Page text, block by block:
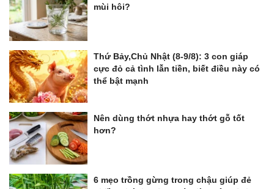
mùi hôi?
Thứ Bảy,Chủ Nhật (8-9/8): 3 con giáp
cực đỏ cả tình lẫn tiền, biết điều này có
thể bật mạnh
Nên dùng thớt nhựa hay thớt gỗ tốt
hơn?
6 mẹo trồng gừng trong chậu giúp đẻ